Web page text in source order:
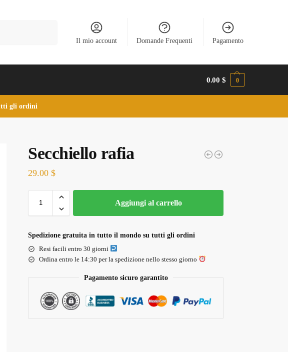
Il mio account Domande Frequenti Pagamento
0.00$ 0
gli ordini
Secchiello rafia
29.00$
Aggiungi al carrello
Spedizione gratuita in tutto il mondo su tutti gli ordini
Resi facili entro 30 giorni
Ordina entro le 14:30 per la spedizione nello stesso giorno
Pagamento sicuro garantito